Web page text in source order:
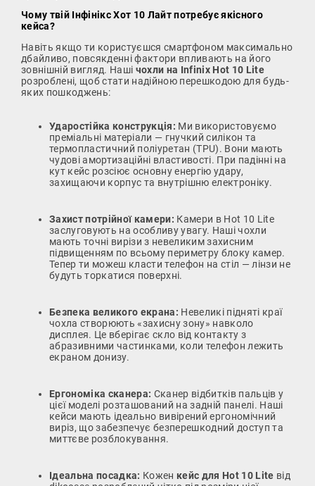
Чому твій Інфінікс Хот 10 Лайт потребує якісного
кейса?
Навіть якщо ти користуєшся смартфоном максимально
дбайливо, повсякденні фактори впливають на його
зовнішній вигляд. Наші чохли на Infinix Hot 10 Lite
розроблені, щоб стати надійною перешкодою для будь-
яких пошкоджень:
Ударостійка конструкція: Ми використовуємо
преміальні матеріали — гнучкий силікон та
термопластичний поліуретан (TPU). Вони мають
чудові амортизаційні властивості. При падінні на
кут кейс розсіює основну енергію удару,
захищаючи корпус та внутрішню електроніку.
Захист потрійної камери: Камери в Hot 10 Lite
заслуговують на особливу увагу. Наші чохли
мають точні вирізи з невеликим захисним
підвищенням по всьому периметру блоку камер.
Тепер ти можеш класти телефон на стіл — лінзи не
будуть торкатися поверхні.
Безпека великого екрана: Невеликі підняті краї
чохла створюють «захисну зону» навколо
дисплея. Це вберігає скло від контакту з
абразивними частинками, коли телефон лежить
екраном донизу.
Ергономіка сканера: Сканер відбитків пальців у
цієї моделі розташований на задній панелі. Наші
кейси мають ідеально вивірений ергономічний
виріз, що забезпечує безперешкодний доступ та
миттєве розблокування.
Ідеальна посадка: Кожен кейс для Hot 10 Lite від